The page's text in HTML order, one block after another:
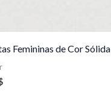
Femininas de Cor Sólida